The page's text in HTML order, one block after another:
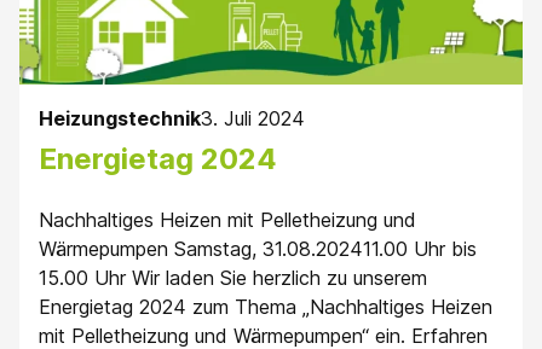
Heizungstechnik3. Juli 2024
Energietag 2024
Nachhaltiges Heizen mit Pelletheizung und
Wärmepumpen Samstag, 31.08.202411.00 Uhr bis
15.00 Uhr Wir laden Sie herzlich zu unserem
Energietag 2024 zum Thema „Nachhaltiges Heizen
mit Pelletheizung und Wärmepumpen“ ein. Erfahren